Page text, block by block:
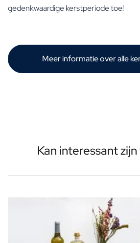
gedenkwaardige kerstperiode toe!
Meer informatie over alle
Kan interessant